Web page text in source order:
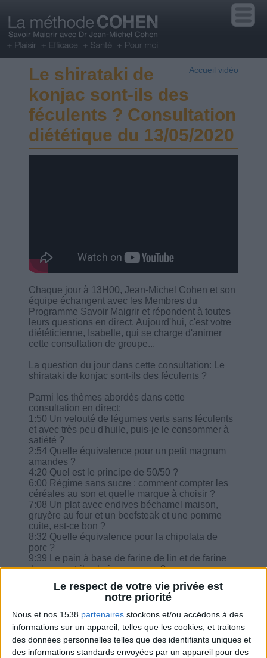
Le respect de votre vie privée est
notre priorité
Nous et nos 1538 partenaires stockons et/ou accédons à des
informations sur un appareil, telles que les cookies, et traitons
des données personnelles telles que des identifiants uniques et
des informations standards envoyées par un appareil pour des
Accueil vidéo
Le shirataki de
konjac sont-ils des
féculents ? Consultation
diététique du 13/05/2020
Chaque jour à 13H00, Jean-Michel Cohen et son
équipe échangent avec les Membres du
Programme Savoir Maigrir et répondent à toutes
leurs questions en direct. Aujourd'hui, c'est votre
diététicienne, Isabelle, qui se charge d'animer
cette consultation de groupe...
La question du jour dans cette consultation: Le
shirataki de konjac sont-ils des féculents ?
Parmi les thèmes abordés dans cette
consultation en direct:
1:50 Un velouté de légumes verts sans féculents
et avec très peu d'huile, puis-je le consommer à
satiété ?
2:54 Quelle équivalence pour un petit magnum
amandes ?
4:20 Quel est le principe de 50/50 ?
6:00 Régime sans sucre : comment compter les
céréales au son et quelle marque à choisir ?
7:08 Un plat avec endives béchamel maison,
gruyère au four et un beefsteak et une pomme
cuite, est-ce bon ?
8:32 Quelle équivalence pour la chipolata de
porc ?
9:39 Le pain à base de farine de lin et de farine
de coco est-il calorique ou non ?
10 :40 Pourquoi la première semaine il y a 2 fruits
et la seconde, qu'un seul ?
11 :49 Le shirataki de konjac sont-ils des
féculents ?
12 :47 Régime colopathie : le pain est supprimé
et remplacé par des biscottes, puis-je prendre
des complètes?